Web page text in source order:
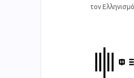
τον